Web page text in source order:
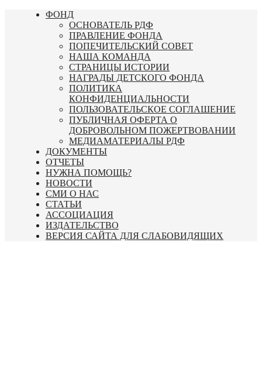
Перейти
ФОНД
ОСНОВАТЕЛЬ РДФ
ПРАВЛЕНИЕ ФОНДА
ПОПЕЧИТЕЛЬСКИЙ СОВЕТ
НАША КОМАНДА
СТРАНИЦЫ ИСТОРИИ
НАГРАДЫ ДЕТСКОГО ФОНДА
ПОЛИТИКА
КОНФИДЕНЦИАЛЬНОСТИ
ПОЛЬЗОВАТЕЛЬСКОЕ СОГЛАШЕНИЕ
ПУБЛИЧНАЯ ОФЕРТА О
ДОБРОВОЛЬНОМ ПОЖЕРТВОВАНИИ
МЕДИАМАТЕРИАЛЫ РДФ
ДОКУМЕНТЫ
ОТЧЕТЫ
НУЖНА ПОМОЩЬ?
НОВОСТИ
СМИ О НАС
СТАТЬИ
АССОЦИАЦИЯ
ИЗДАТЕЛЬСТВО
ВЕРСИЯ САЙТА ДЛЯ СЛАБОВИДЯЩИХ